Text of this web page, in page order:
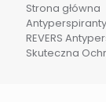
Strona główna
Antyperspiranty
REVERS
Skuteczna